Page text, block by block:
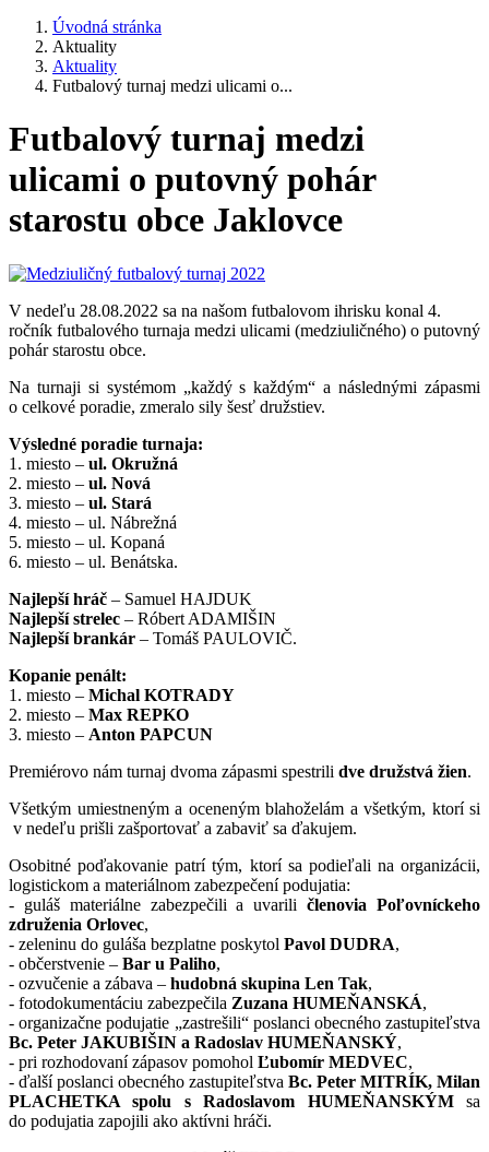
Úvodná stránka
Aktuality
Aktuality
Futbalový turnaj medzi ulicami o...
Futbalový turnaj medzi
ulicami o putovný pohár
starostu obce Jaklovce
V nedeľu 28.08.2022 sa na našom futbalovom ihrisku konal 4.
ročník futbalového turnaja medzi ulicami (medziuličného) o putovný
pohár starostu obce.
Na turnaji si systémom „každý s každým“ a následnými zápasmi
o celkové poradie, zmeralo sily šesť družstiev.
Výsledné poradie turnaja:
1. miesto – ul. Okružná
2. miesto – ul. Nová
3. miesto – ul. Stará
4. miesto – ul. Nábrežná
5. miesto – ul. Kopaná
6. miesto – ul. Benátska.
Najlepší hráč – Samuel HAJDUK
Najlepší strelec – Róbert ADAMIŠIN
Najlepší brankár – Tomáš PAULOVIČ.
Kopanie penált:
1. miesto – Michal KOTRADY
2. miesto – Max REPKO
3. miesto – Anton PAPCUN
Premiérovo nám turnaj dvoma zápasmi spestrili dve družstvá žien.
Všetkým umiestneným a oceneným blahoželám a všetkým, ktorí si
v nedeľu prišli zašportovať a zabaviť sa ďakujem.
Osobitné poďakovanie patrí tým, ktorí sa podieľali na organizácii,
logistickom a materiálnom zabezpečení podujatia:
- guláš materiálne zabezpečili a uvariličlenovia Poľovníckeho
združenia Orlovec,
- zeleninu do guláša bezplatne poskytol Pavol DUDRA,
- občerstvenie – Bar u Paliho,
- ozvučenie a zábava – hudobná skupina Len Tak,
- fotodokumentáciu zabezpečila Zuzana HUMEŇANSKÁ,
- organizačne podujatie „zastrešili“ poslanci obecného zastupiteľstva
Bc. Peter JAKUBIŠIN a Radoslav HUMEŇANSKÝ,
- pri rozhodovaní zápasov pomohol Ľubomír MEDVEC,
- ďalší poslanci obecného zastupiteľstva Bc. Peter MITRÍK, Milan
PLACHETKA spolu s Radoslavom HUMEŇANSKÝMsa
do podujatia zapojili ako aktívni hráči.